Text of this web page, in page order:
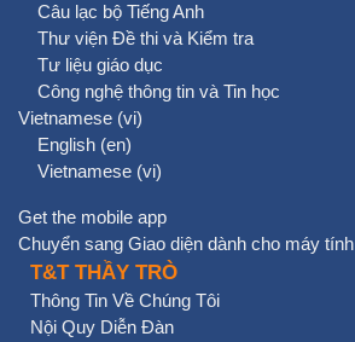
Câu lạc bộ Tiếng Anh
Thư viện Đề thi và Kiểm tra
Tư liệu giáo dục
Công nghệ thông tin và Tin học
Vietnamese ‎(vi)‎
English ‎(en)‎
Vietnamese ‎(vi)‎
Get the mobile app
Chuyển sang Giao diện dành cho máy tính
T&T THẦY TRÒ
Thông Tin Về Chúng Tôi
Nội Quy Diễn Đàn